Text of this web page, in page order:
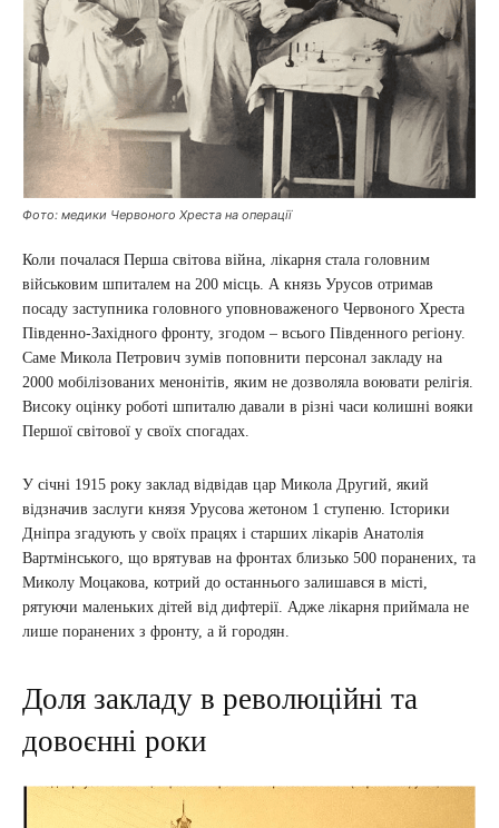
Фото: медики Червоного Хреста на операції
Коли почалася Перша світова війна, лікарня стала головним
військовим шпиталем на 200 місць. А князь Урусов отримав
посаду заступника головного уповноваженого Червоного Хреста
Південно-Західного фронту, згодом – всього Південного регіону.
Саме Микола Петрович зумів поповнити персонал закладу на
2000 мобілізованих менонітів, яким не дозволяла воювати релігія.
Високу оцінку роботі шпиталю давали в різні часи колишні вояки
Першої світової у своїх спогадах.
У січні 1915 року заклад відвідав цар Микола Другий, який
відзначив заслуги князя Урусова жетоном 1 ступеню. Історики
Дніпра згадують у своїх працях і старших лікарів Анатолія
Вартмінського, що врятував на фронтах близько 500 поранених, та
Миколу Моцакова, котрий до останнього залишався в місті,
рятуючи маленьких дітей від дифтерії. Адже лікарня приймала не
лише поранених з фронту, а й городян.
Доля закладу в революційні та
довоєнні роки